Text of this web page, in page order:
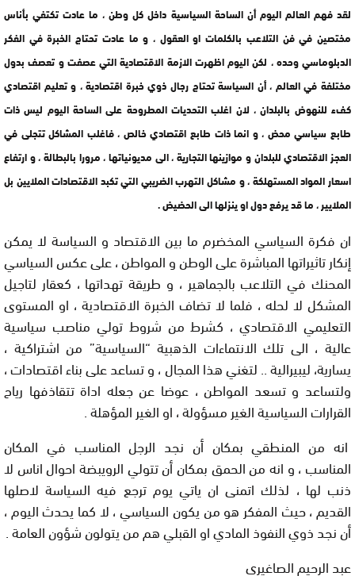
لقد فهم العالم اليوم أن الساحة السياسية داخل كل وطن ، ما عادت تكتفي بأناس
مختصين في فن التلاعب بالكلمات او العقول ، و ما عادت تحتاج الخبرة في الفكر
الدبلوماسي وحده ، لكن اليوم اظهرت الازمة الاقتصادية التي عصفت و تعصف بدول
مختلفة في العالم ، أن السياسة تحتاج رجال ذوي خبرة اقتصادية ، و تعليم اقتصادي
كفء للنهوض بالبلدان ، لان اغلب التحديات المطروحة على الساحة اليوم ليس ذات
طابع سياسي محض ، و انما ذات طابع اقتصادي خالص ، فاغلب المشاكل تتجلى في
العجز الاقتصادي للبلدان و موازينها التجارية ، الى مديونياتها ، مرورا بالبطالة ، و ارتفاع
اسعار المواد المستهلكة ، و مشاكل التهرب الضريبي التي تكبد الاقتصادات الملايين بل
الملايير ، ما قد يرفع دول او ينزلها الى الحضيض .
ان فكرة السياسي المخضرم ما بين الاقتصاد و السياسة لا يمكن
إنكار تاثيراتها المباشرة على الوطن و المواطن ، على عكس السياسي
المحنك في التلاعب بالجماهير ، و طريقة تهداتها ، كعقار لتاجيل
المشكل لا لحله ، فلما لا تضاف الخبرة الاقتصادية ، او المستوى
التعليمي الاقتصادي ، كشرط من شروط تولي مناصب سياسية
عالية ، الى تلك الانتماءات الذهبية “السياسية” من اشتراكية ،
يسارية، ليبيرالية .. لتغني هذا المجال ، و تساعد على بناء اقتصادات ،
ولتساعد و تسعد المواطن ، عوضا عن جعله اداة تتقاذفها رياح
القرارات السياسية الغير مسؤولة ، او الغير المؤهلة .
انه من المنطقي بمكان أن نجد الرجل المناسب في المكان
المناسب ، و انه من الحمق بمكان أن تتولي الرويبضة احوال اناس لا
ذنب لها ، لذلك اتمنى ان ياتي يوم ترجع فيه السياسة لاصلها
القديم ، حيث المفكر هو من يكون السياسي ، لا كما يحدث اليوم ،
أن نجد ذوي النفوذ المادي او القبلي هم من يتولون شؤون العامة .
عبد الرحيم الصاغيري